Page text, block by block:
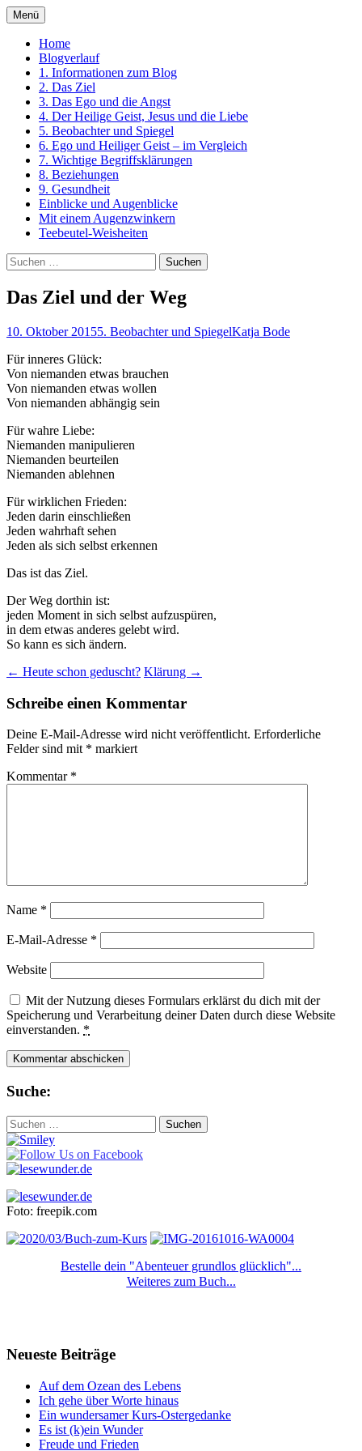
Zum
Inhalt
springen
Ein Kurs in Wundern
Menü
Home
Blogverlauf
1. Informationen zum Blog
2. Das Ziel
3. Das Ego und die Angst
4. Der Heilige Geist, Jesus und die Liebe
5. Beobachter und Spiegel
6. Ego und Heiliger Geist – im Vergleich
7. Wichtige Begriffsklärungen
8. Beziehungen
9. Gesundheit
Einblicke und Augenblicke
Mit einem Augenzwinkern
Teebeutel-Weisheiten
Suchen
nach:
Das Ziel und der Weg
10. Oktober 20155. Beobachter und SpiegelKatja Bode
Für inneres Glück:
Von niemanden etwas brauchen
Von niemanden etwas wollen
Von niemanden abhängig sein
Für wahre Liebe:
Niemanden manipulieren
Niemanden beurteilen
Niemanden ablehnen
Für wirklichen Frieden:
Jeden darin einschließen
Jeden wahrhaft sehen
Jeden als sich selbst erkennen
Das ist das Ziel.
Der Weg dorthin ist:
jeden Moment in sich selbst aufzuspüren,
in dem etwas anderes gelebt wird.
So kann es sich ändern.
Beitragsnavigation
← Heute schon geduscht? Klärung →
Schreibe einen Kommentar
Deine E-Mail-Adresse wird nicht veröffentlicht. Erforderliche
Felder sind mit * markiert
Kommentar *
Name *
E-Mail-Adresse *
Website
Mit der Nutzung dieses Formulars erklärst du dich mit der
Speicherung und Verarbeitung deiner Daten durch diese Website
einverstanden. *
Suche:
Suchen
nach:
Foto: freepik.com
Bestelle dein "Abenteuer grundlos glücklich"...
Weiteres zum Buch...
Neueste Beiträge
Auf dem Ozean des Lebens
Ich gehe über Worte hinaus
Ein wundersamer Kurs-Ostergedanke
Es ist (k)ein Wunder
Freude und Frieden